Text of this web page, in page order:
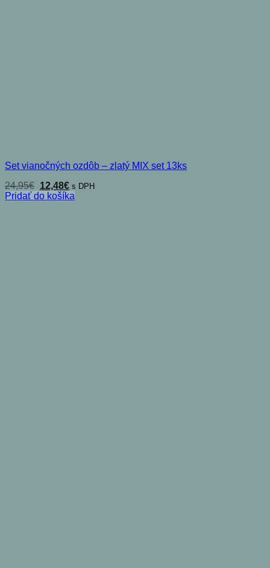
Set vianočných ozdôb – zlatý MIX set 13ks
24,95€ Pôvodná
cena
bola:
12,48€Aktuálna
cena
je:
s DPH
Pridať do košíka